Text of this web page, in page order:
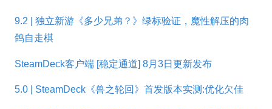
9.2 | 独立新游《多少兄弟？》绿标验证，魔性解压的肉
鸽自走棋
SteamDeck客户端 [稳定通道] 8月3日更新发布
5.0 | SteamDeck《兽之轮回》首发版本实测:优化欠佳